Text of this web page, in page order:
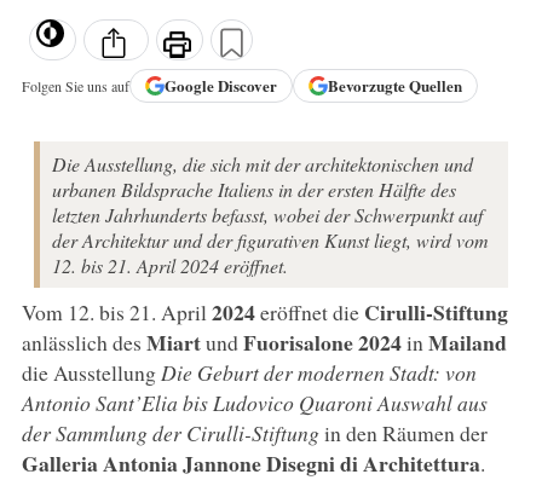
Folgen Sie uns auf GoogleDiscover Bevorzugte Quellen
Die Ausstellung, die sich mit der architektonischen und
urbanen Bildsprache Italiens in der ersten Hälfte des
letzten Jahrhunderts befasst, wobei der Schwerpunkt auf
der Architektur und der figurativen Kunst liegt, wird vom
12. bis 21. April 2024 eröffnet.
Vom 12. bis 21. April 2024eröffnet die Cirulli-Stiftung
anlässlich des MiartundFuorisalone 2024in Mailand
die Ausstellung Die Geburt der modernen Stadt: von
Antonio Sant’Elia bis Ludovico Quaroni Auswahl aus
der Sammlung der Cirulli-Stiftungin den Räumen der
Galleria Antonia Jannone Disegni di Architettura.